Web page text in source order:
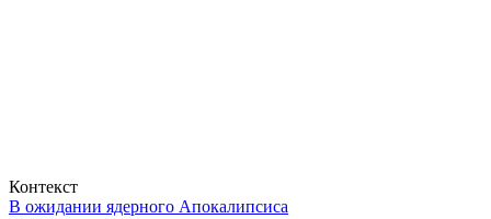
Контекст
В ожидании ядерного Апокалипсиса